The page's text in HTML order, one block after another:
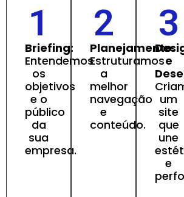
1
Briefing:
Entendemos
os
objetivos
e o
público
da
sua
empresa.
2
Planejamento:
Estruturamos
a
melhor
navegação
e
conteúdo.
3
e
um
site
que
une
e